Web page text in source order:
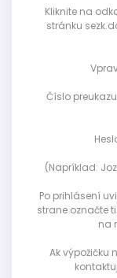
Kliknite na
stránku
Číslo
(Napríklad:
Po prihlásení
strane označte
na
Ak výpožičku